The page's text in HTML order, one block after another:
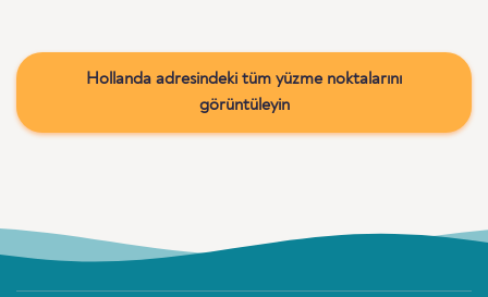
Hollanda adresindeki tüm yüzme noktalarını
görüntüleyin